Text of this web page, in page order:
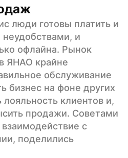
люди готовы платить и
и
офлайна. Рынок
ЯНАО крайне
обслуживание
бизнес на фоне других
клиентов и,
продажи. Советами
с
поделились